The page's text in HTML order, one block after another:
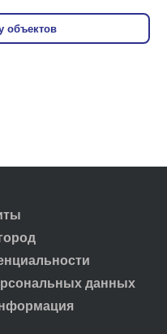
объектов
данных